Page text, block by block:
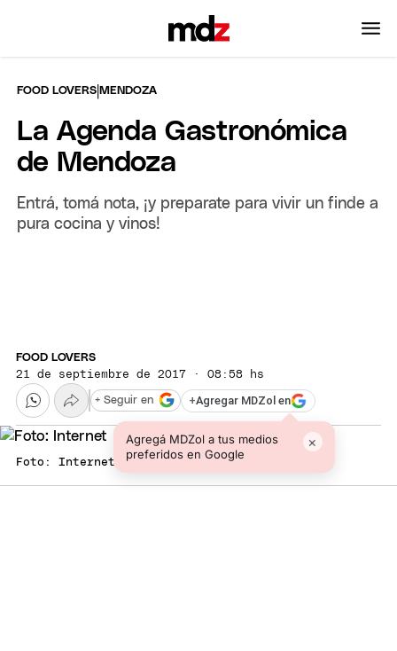
FOOD LOVERS |MENDOZA
La Agenda Gastronómica
de Mendoza
Entrá, tomá nota, ¡y preparate para vivir un finde a
pura cocina y vinos!
FOOD LOVERS
21 de septiembre de 2017 · 08:58 hs
+Agregar MDZol en
Agregá MDZol a tus medios
preferidos en Google
×
+ Seguir en
Foto: Internet